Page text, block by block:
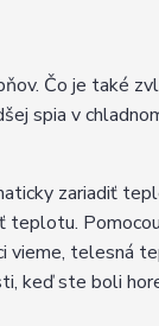
Čo je také
spia v
zariadiť
teplotu.
telesná
keď ste boli